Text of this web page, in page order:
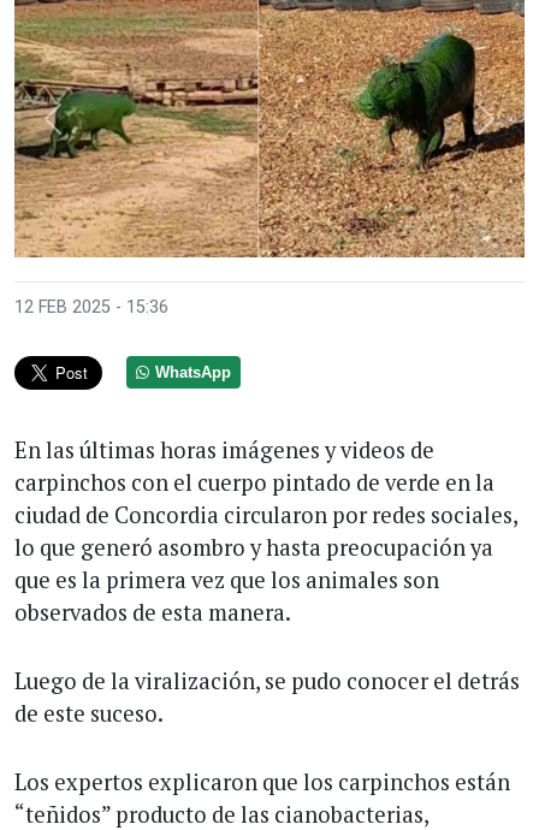
Anterior
12 FEB 2025 - 15:36
WhatsApp
En las últimas horas imágenes y videos de
carpinchos con el cuerpo pintado de verde en la
ciudad de Concordia circularon por redes sociales,
lo que generó asombro y hasta preocupación ya
que es la primera vez que los animales son
observados de esta manera.
Luego de la viralización, se pudo conocer el detrás
de este suceso.
Los expertos explicaron que los carpinchos están
“teñidos” producto de las cianobacterias,